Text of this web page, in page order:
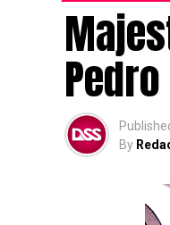
By